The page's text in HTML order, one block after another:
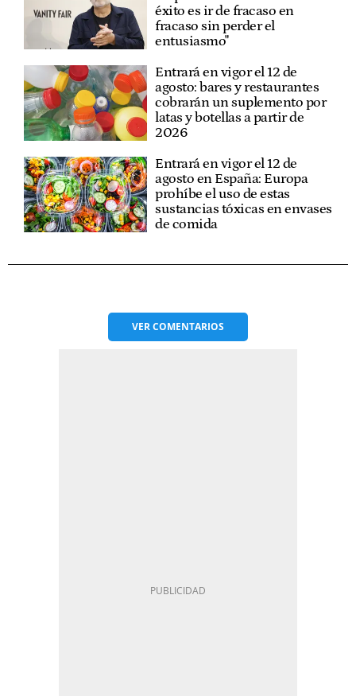
éxito es ir de fracaso en
fracaso sin perder el
entusiasmo"
Entrará en vigor el 12 de
agosto: bares y restaurantes
cobrarán un suplemento por
latas y botellas a partir de
2026
Entrará en vigor el 12 de
agosto en España: Europa
prohíbe el uso de estas
sustancias tóxicas en envases
de comida
VERCOMENTARIOS